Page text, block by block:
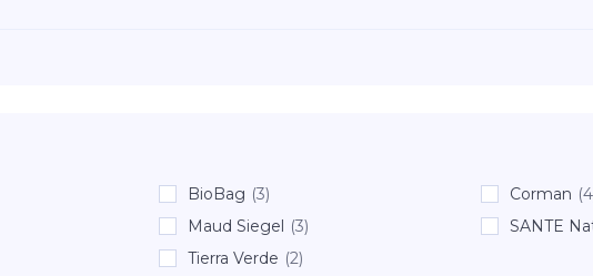
BioBag (3) Corman
Maud Siegel (3) SANTE
Tierra Verde (2)